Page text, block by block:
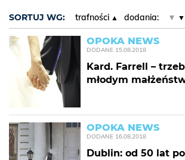
SORTUJ WG: trafności dodania: ▼
OPOKA NEWS
DODANE 15.08.2018
Kard. Farrell –
młodym
OPOKA NEWS
DODANE 16.08.2018
Dublin: od 50 lat